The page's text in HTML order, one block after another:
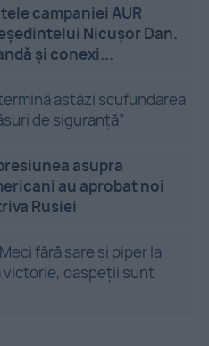
campaniei AUR
Nicușor Dan.
și conexi...
astăzi scufundarea
de siguranţă”
asupra
au aprobat noi
Rusiei
fără sare și piper la
victorie, oaspeții sunt